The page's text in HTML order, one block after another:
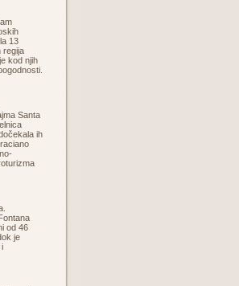
13
regija
kod njih
Santa
ih
od 46
je
i